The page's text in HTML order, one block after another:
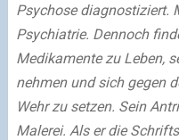
Psychose diagnostiziert.
Psychiatrie. Dennoch
Medikamente zu Leben,
nehmen und sich gegen
Wehr zu setzen. Sein
Malerei. Als er die